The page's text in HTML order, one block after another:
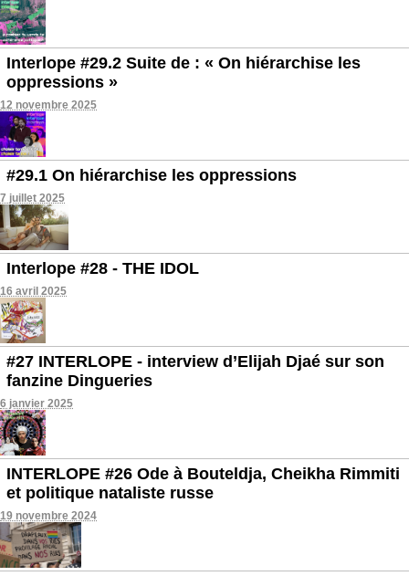
Interlope #29.2 Suite de : « On hiérarchise les
oppressions »
12 novembre 2025
#29.1 On hiérarchise les oppressions
7 juillet 2025
Interlope #28 - THE IDOL
16 avril 2025
#27 INTERLOPE - interview d’Elijah Djaé sur son
fanzine Dingueries
6 janvier 2025
INTERLOPE #26 Ode à Bouteldja, Cheikha Rimmiti
et politique nataliste russe
19 novembre 2024